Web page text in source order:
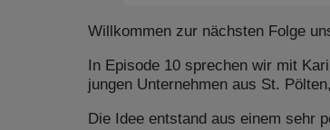
Willkommen zur nächsten Folge
In Episode 10 sprechen wir mit
jungen Unternehmen aus St.
Die Idee entstand aus einem sehr